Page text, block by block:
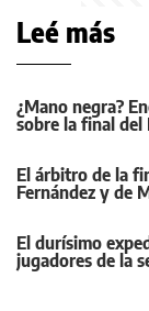
Leé más
¿Mano negra?
sobre la final
El árbitro de la
Fernández y de
El durísimo
jugadores de la